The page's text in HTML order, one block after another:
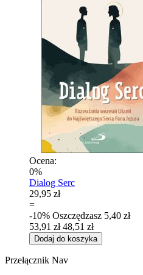
Ocena:
0%
Dialog Serc
29,95 zł
=
-10% Oszczędzasz 5,40 zł
53,91 zł 48,51 zł
Dodaj do koszyka
Przełącznik Nav